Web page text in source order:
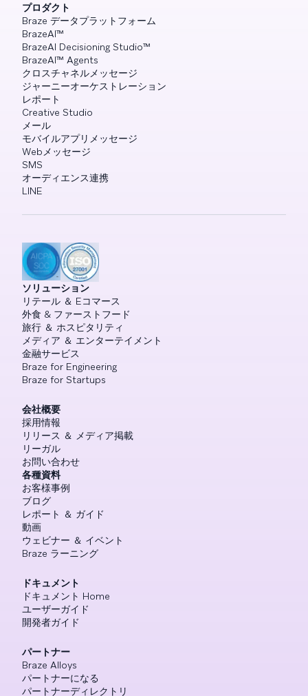
プロダクト
Braze データプラットフォーム
BrazeAI™
BrazeAI Decisioning Studio™
BrazeAI™ Agents
クロスチャネルメッセージ
ジャーニーオーケストレーション
レポート
Creative Studio
メール
モバイルアプリメッセージ
Webメッセージ
SMS
オーディエンス連携
LINE
ソリューション
リテール ＆ Eコマース
外食 & ファーストフード
旅行 ＆ ホスピタリティ
メディア ＆ エンターテイメント
金融サービス
Braze for Engineering
Braze for Startups
会社概要
採用情報
リリース ＆ メディア掲載
リーガル
お問い合わせ
各種資料
お客様事例
ブログ
レポート ＆ ガイド
動画
ウェビナー ＆ イベント
Braze ラーニング
ドキュメント
ドキュメント Home
ユーザーガイド
開発者ガイド
パートナー
Braze Alloys
パートナーになる
パートナーディレクトリ